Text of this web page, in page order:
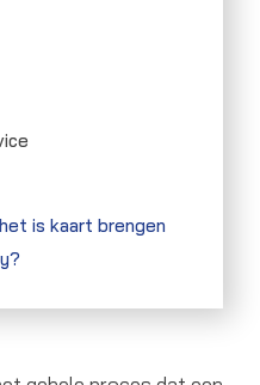
is kaart brengen